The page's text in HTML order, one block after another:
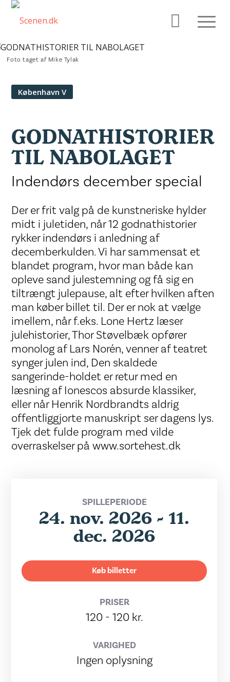
Foto taget af Mike Tylak
København V
GODNATHISTORIER
TIL NABOLAGET
Indendørs december special
Der er frit valg på de kunstneriske hylder
midt i juletiden, når 12 godnathistorier
rykker indendørs i anledning af
decemberkulden. Vi har sammensat et
blandet program, hvor man både kan
opleve sand julestemning og få sig en
tiltrængt julepause, alt efter hvilken aften
man køber billet til. Der er nok at vælge
imellem, når f.eks. Lone Hertz læser
julehistorier, Thor Støvelbæk opfører
monolog af Lars Norén, venner af teatret
synger julen ind, Den skaldede
sangerinde-holdet er retur med en
læsning af Ionescos absurde klassiker,
eller når Henrik Nordbrandts aldrig
offentliggjorte manuskript ser dagens lys.
Tjek det fulde program med vilde
overraskelser på www.sortehest.dk
SPILLEPERIODE
24. nov. 2026 - 11.
dec. 2026
Køb billetter
PRISER
120 - 120 kr.
VARIGHED
Ingen oplysning